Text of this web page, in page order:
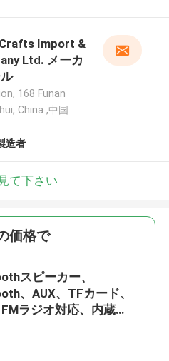
Import &
Ltd. メーカ
168 Funan
China ,中国
造者
て下さい
価格で
スピーカー、
、AUX、TFカード、
ラジオ対応、内蔵